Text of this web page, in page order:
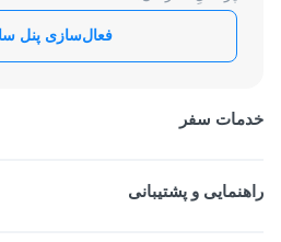
فعال‌سازی پنل
خدمات سفر
بلیط قطار
راهنمایی و پشتیبانی